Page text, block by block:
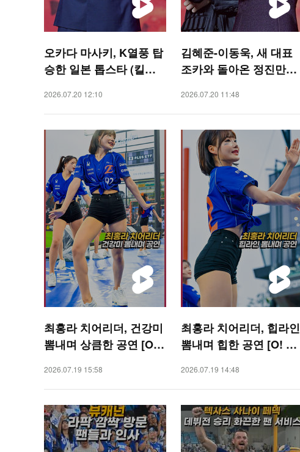
오카다 마사키, K열풍 탑
승한 일본 톱스타 (킬러
숏폼]
2026.07.20 12:10
김혜준-이동욱, 새 대표
조카와 돌아온 정진만
TAR 숏폼]
2026.07.20 11:48
최홍라 치어리더, 건강미
뽐내며 상큼한 공연 [O!
2026.07.19 15:58
최홍라 치어리더, 힙라인
뽐내며 힙한 공연 [O! SP
2026.07.19 14:48